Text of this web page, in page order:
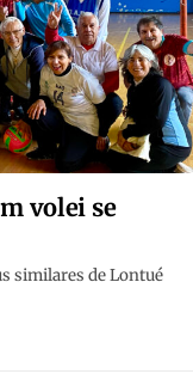
volei se
similares de Lontué